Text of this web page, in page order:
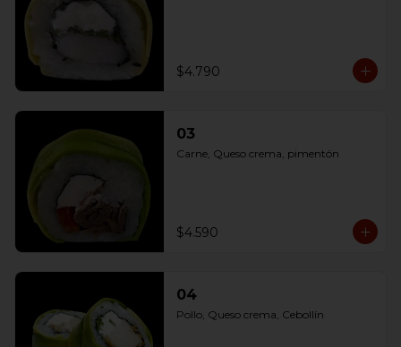
$4.790
03
Carne, Queso crema, pimentón
$4.590
04
Pollo, Queso crema, Cebollín